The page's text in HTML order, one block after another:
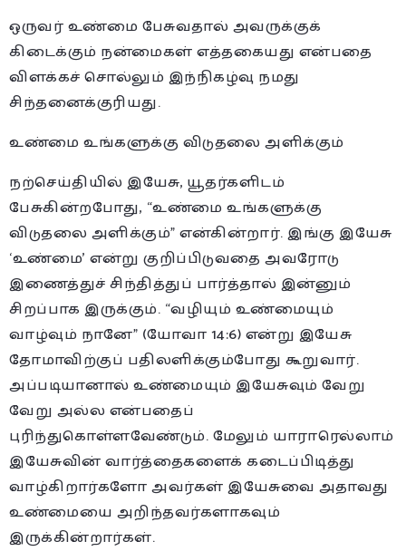
ஒருவர் உண்மை பேசுவதால் அவருக்குக்
கிடைக்கும் நன்மைகள் எத்தகையது என்பதை
விளக்கச் சொல்லும் இந்நிகழ்வு நமது
சிந்தனைக்குரியது.
உண்மை உங்களுக்கு விடுதலை அளிக்கும்
நற்செய்தியில் இயேசு, யூதர்களிடம்
பேசுகின்றபோது, “உண்மை உங்களுக்கு
விடுதலை அளிக்கும்” என்கின்றார். இங்கு இயேசு
‘உண்மை’ என்று குறிப்பிடுவதை அவரோடு
இணைத்துச் சிந்தித்துப் பார்த்தால் இன்னும்
சிறப்பாக இருக்கும். “வழியும் உண்மையும்
வாழ்வும் நானே” (யோவா 14:6) என்று இயேசு
தோமாவிற்குப் பதிலளிக்கும்போது கூறுவார்.
அப்படியானால் உண்மையும் இயேசுவும் வேறு
வேறு அல்ல என்பதைப்
புரிந்துகொள்ளவேண்டும். மேலும் யாராரெல்லாம்
இயேசுவின் வார்த்தைகளைக் கடைப்பிடித்து
வாழ்கிறார்களோ அவர்கள் இயேசுவை அதாவது
உண்மையை அறிந்தவர்களாகவும்
இருக்கின்றார்கள்.